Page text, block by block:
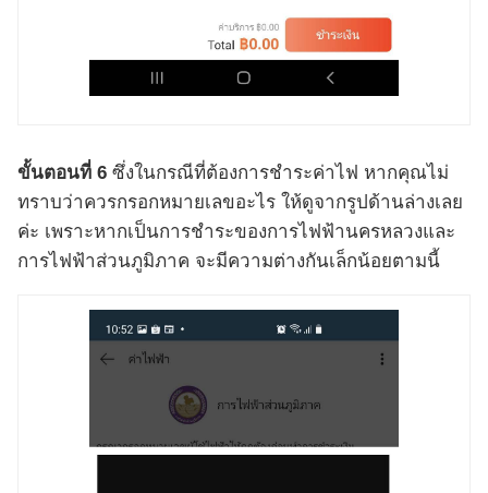
ขั้นตอนที่ 6 ซึ่งในกรณีที่ต้องการชำระค่าไฟ หากคุณไม่
ทราบว่าควรกรอกหมายเลขอะไร ให้ดูจากรูปด้านล่างเลย
ค่ะ เพราะหากเป็นการชำระของการไฟฟ้านครหลวงและ
การไฟฟ้าส่วนภูมิภาค จะมีความต่างกันเล็กน้อยตามนี้